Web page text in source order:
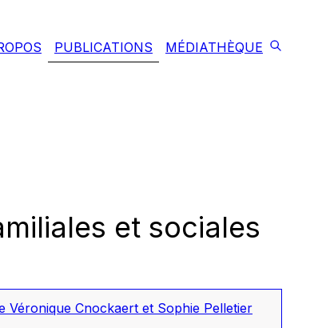
PUBLICATIONS MÉDIATHÈQUE
et sociales
Véronique Cnockaert et Sophie Pelletier